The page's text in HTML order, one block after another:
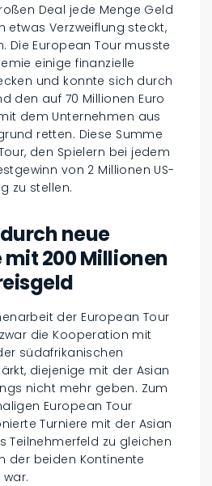
Deal jede Menge Geld
etwas Verzweiflung steckt,
Die European Tour musste
einige finanzielle
und konnte sich durch
den auf 70 Millionen Euro
dem Unternehmen aus
retten. Diese Summe
den Spielern bei jedem
von 2 Millionen US-
zu stellen.
neue
200 Millionen
der European Tour
die Kooperation mit
südafrikanischen
diejenige mit der Asian
nicht mehr geben. Zum
European Tour
Turniere mit der Asian
Teilnehmerfeld zu gleichen
der beiden Kontinente